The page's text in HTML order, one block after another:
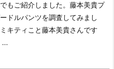
もご紹介しました。 藤本美貴プ
ドルパンツを調査してみまし
キティこと藤本美貴さんです
...